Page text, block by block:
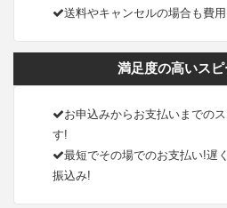
送料やキャンセルの場合も費
満足度の高いス
お申込みからお支払いまでの
す!
最短でその場でのお支払い!遅
振込み!